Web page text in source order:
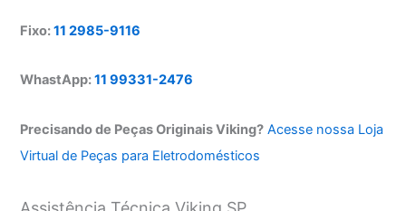
Fixo:11 2985-9116
WhastApp:11 99331-2476
Precisando de Peças Originais Viking? Acesse nossa Loja
Virtual de Peças para Eletrodomésticos